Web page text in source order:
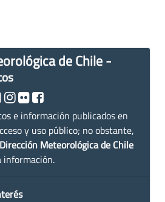
de Chile -
e información publicados en
y uso público; no obstante,
Dirección Meteorológica de Chile
información.